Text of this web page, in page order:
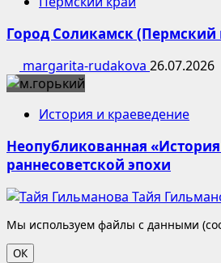
Город Соликамск (Пермский
margarita-rudakova 26.07.2026
История и краеведение
Неопубликованная
раннесоветской эпохи
Тайя
Мы используем файлы с данными
ОК